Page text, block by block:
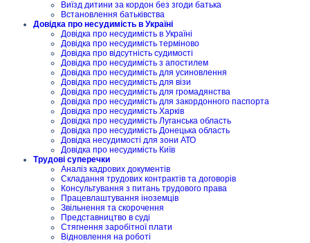
Виїзд дитини за кордон без згоди батька
Встановлення батьківства
Довідка про несудимість в Україні
Довідка про несудимість в Україні
Довідка про несудимість терміново
Довідка про відсутність судимості
Довідка про несудимість з апостилем
Довідка про несудимість для усиновлення
Довідка про несудимість для візи
Довідка про несудимість для громадянства
Довідка про несудимість для закордонного паспорта
Довідка про несудимість Харків
Довідка про несудимість Луганська область
Довідка про несудимість Донецька область
Довідка несудимості для зони АТО
Довідка про несудимість Київ
Трудові суперечки
Аналіз кадрових документів
Складання трудових контрактів та договорів
Консультування з питань трудового права
Працевлаштування іноземців
Звільнення та скорочення
Представництво в суді
Стягнення заробітної плати
Відновлення на роботі